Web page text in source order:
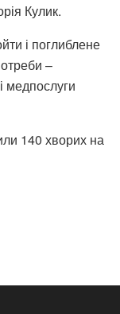
Кулик.
і поглиблене
–
медпослуги
140 хворих на